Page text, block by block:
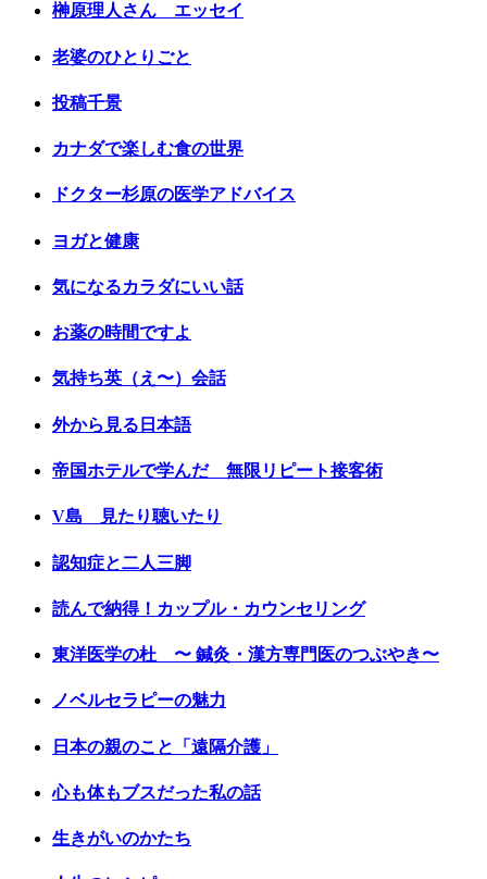
榊原理人さん エッセイ
老婆のひとりごと
投稿千景
カナダで楽しむ食の世界
ドクター杉原の医学アドバイス
ヨガと健康
気になるカラダにいい話
お薬の時間ですよ
気持ち英（え〜）会話
外から見る日本語
帝国ホテルで学んだ 無限リピート接客術
V島 見たり聴いたり
認知症と二人三脚
読んで納得！カップル・カウンセリング
東洋医学の杜 〜 鍼灸・漢方専門医のつぶやき〜
ノベルセラピーの魅力
日本の親のこと「遠隔介護」
心も体もブスだった私の話
生きがいのかたち